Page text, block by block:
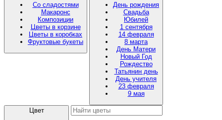
Со сладостями
Макаронс
Композиции
Цветы в корзине
Цветы в коробках
Фруктовые букеты
День рождения
Свадьба
Юбилей
1 сентября
14 февраля
8 марта
День Матери
Новый Год
Рождество
Татьянин день
День учителя
23 февраля
9 мая
Цвет